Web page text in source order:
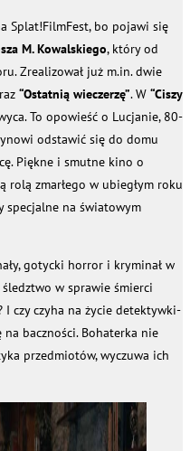
Splat!FilmFest, bo pojawi się
M. Kowalskiego, który od
Zrealizował już m.in. dwie
“Ostatnią wieczerzę”. W “Ciszy
To opowieść o Lucjanie, 80-
odstawić się do domu
Piękne i smutne kino o
rolą zmarłego w ubiegłym roku
specjalne na światowym
gotycki horror i kryminał w
w sprawie śmierci
I czy czyha na życie detektywki-
baczności. Bohaterka nie
przedmiotów, wyczuwa ich